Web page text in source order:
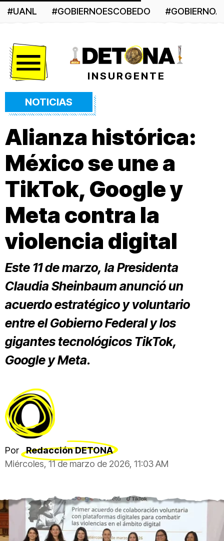
#UANL #GOBIERNOESCOBEDO
INSURGENTE
NOTICIAS
Alianza histórica:
México se une a
TikTok, Google y
Meta contra la
violencia digital
Este 11 de marzo, la Presidenta
Claudia Sheinbaum anunció un
acuerdo estratégico y voluntario
entre el Gobierno Federal y los
gigantes tecnológicos TikTok,
Google y Meta.
Por
Redacción DETONA
Miércoles, 11 de marzo de 2026, 11:03 AM